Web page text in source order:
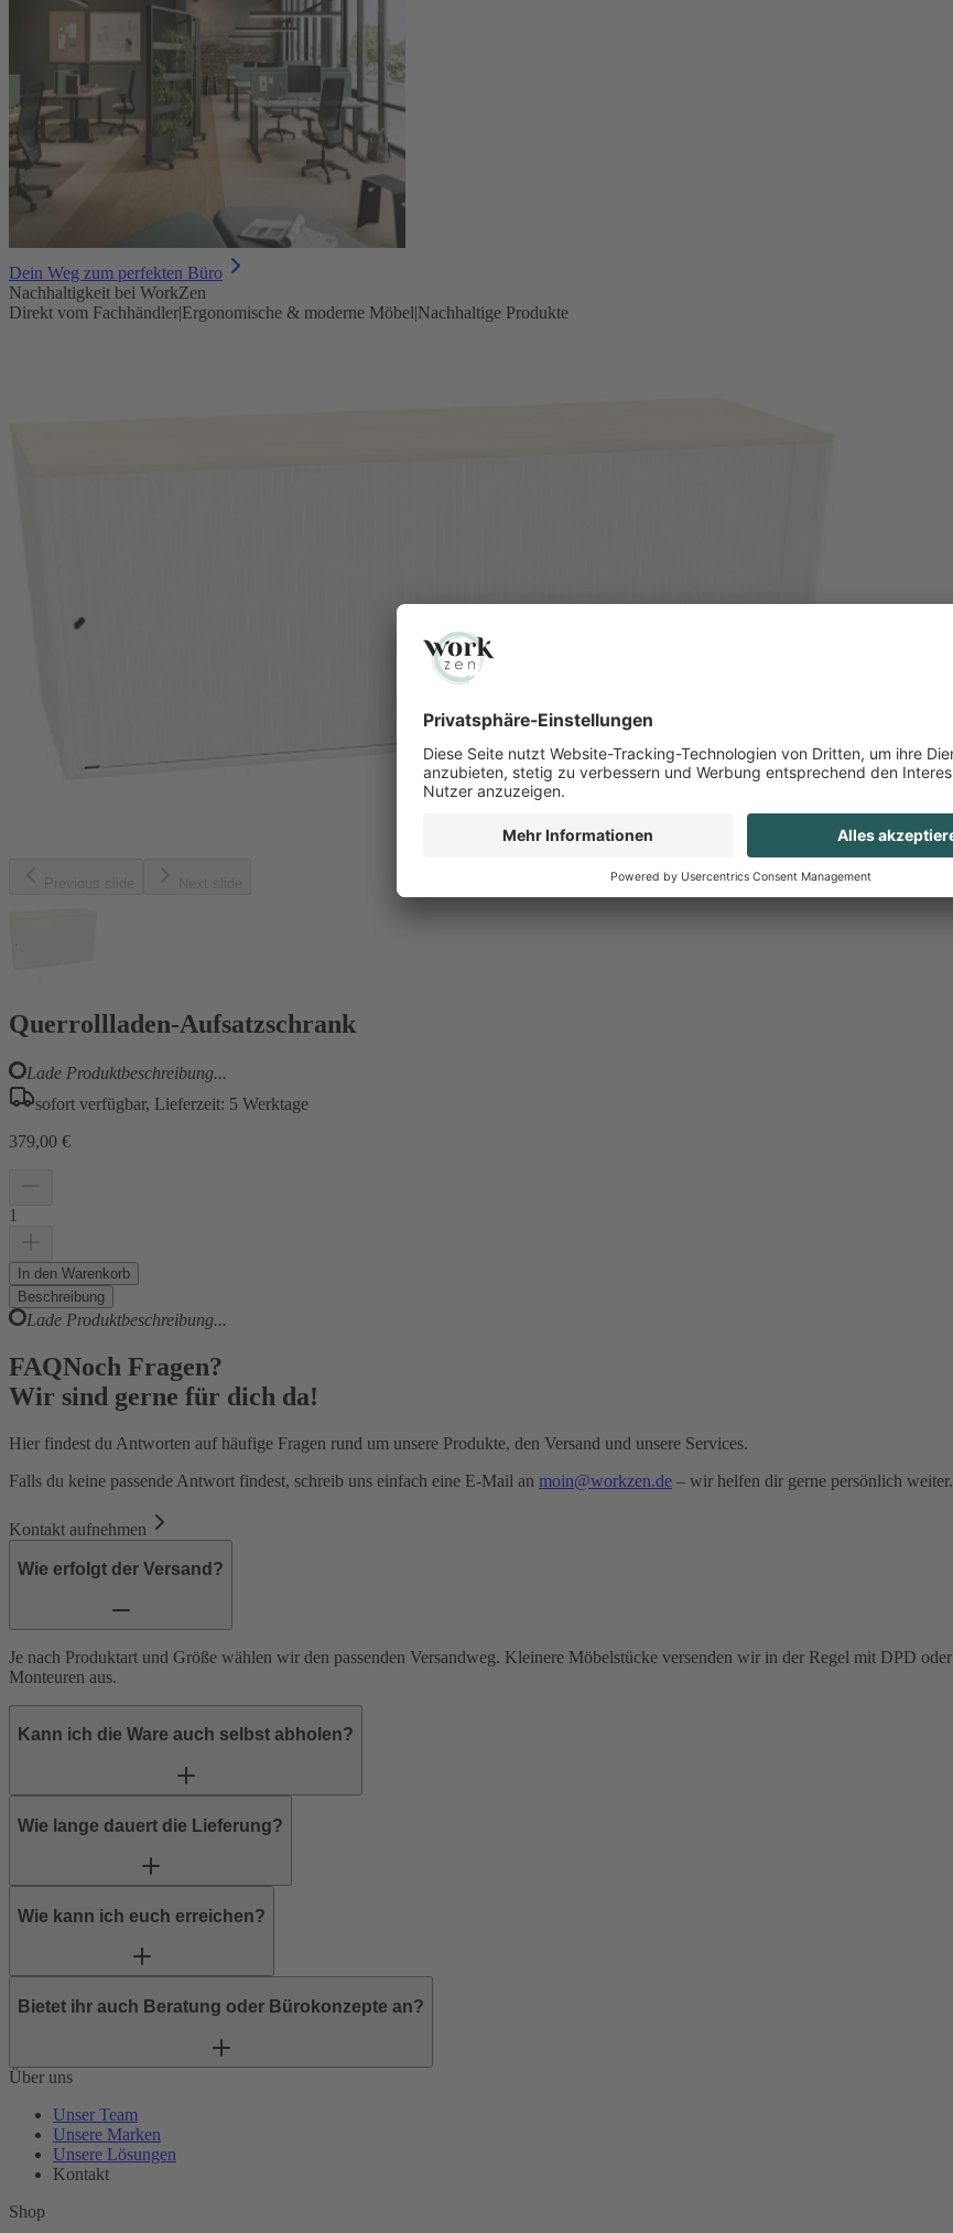
Dein Weg zum perfekten Büro
Nachhaltigkeit bei WorkZen
Direkt vom Fachhändler|Ergonomische & moderne Möbel|Nachhaltige Produkte
Querrollladen-Aufsatzschrank
Lade Produktbeschreibung...
sofort verfügbar, Lieferzeit: 5 Werktage
379,00 €
1
In den Warenkorb
Beschreibung
Lade Produktbeschreibung...
FAQNoch Fragen?
Wir sind gerne für dich da!
Hier findest du Antworten auf häufige Fragen rund um unsere Produkte, den Versand und unsere Services.
Falls du keine passende Antwort findest, schreib uns einfach eine E-Mail an moin@workzen.de – wir helfen dir gerne persönlich weiter.
Kontakt aufnehmen
Wie erfolgt der Versand?
Je nach Produktart und Größe wählen wir den passenden Versandweg. Kleinere Möbelstücke versenden wir in der Regel mit DPD oder
Monteuren aus.
Kann ich die Ware auch selbst abholen?
Wie lange dauert die Lieferung?
Wie kann ich euch erreichen?
Bietet ihr auch Beratung oder Bürokonzepte an?
Über uns
Unser Team
Unsere Marken
Unsere Lösungen
Kontakt
Shop